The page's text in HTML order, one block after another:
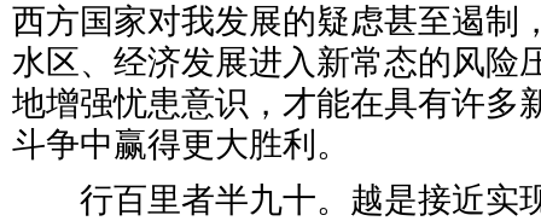
西方国家对我发展的疑虑甚至遏制
水区、经济发展进入新常态的风险
地增强忧患意识，才能在具有许多
斗争中赢得更大胜利。
行百里者半九十。越是接近实